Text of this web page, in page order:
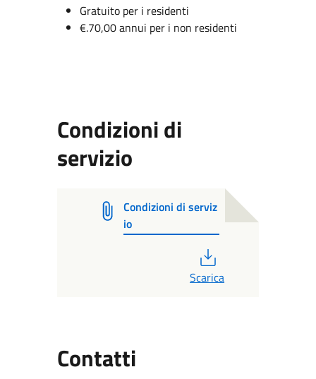
Gratuito per i residenti
€.70,00 annui per i non residenti
Condizioni di
servizio
Condizioni di serviz
io
Scarica
ContattiUtili